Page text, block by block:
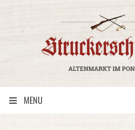
MENU